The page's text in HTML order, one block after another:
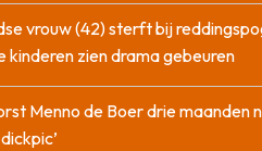
vrouw (42) sterft bij
kinderen zien drama gebeuren
Menno de Boer drie maanden